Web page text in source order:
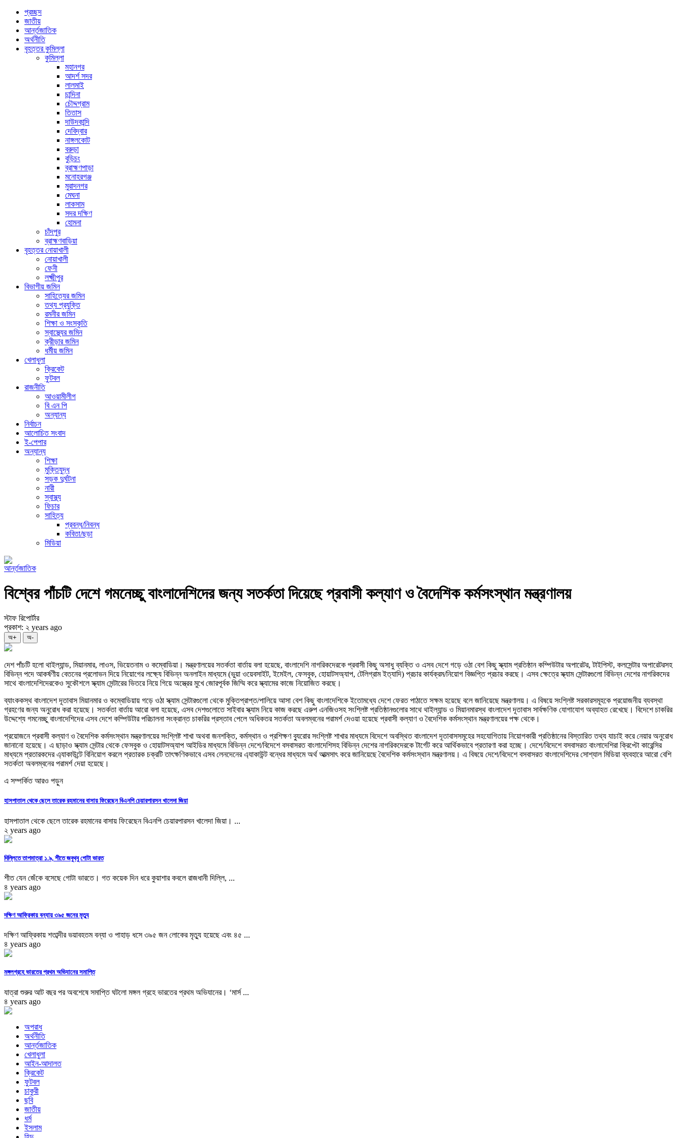
প্রচ্ছদ
জাতীয়
আর্ন্তজাতিক
অর্থনীতি
বৃহত্তর কুমিল্লা
কুমিল্লা
মহানগর
আদর্শ সদর
লালমাই
চান্দিনা
চৌদ্দগ্রাম
তিতাস
দাউদকান্দি
দেবিদ্বার
নাঙ্গলকোট
বরুড়া
বুড়িচং
ব্রাহ্মণপাড়া
মনোহরগঞ্জ
মুরাদনগর
মেঘনা
লাকসাম
সদর দক্ষিণ
হোমনা
চাঁদপুর
ব্রাহ্মণবাড়িয়া
বৃহত্তর নোয়াখালী
নোয়াখালী
ফেনী
লক্ষ্মীপুর
বিভাগীয় জমিন
সাহিত্যের জমিন
তথ্য প্রযুক্তি
রমনীর জমিন
শিক্ষা ও সংস্কৃতি
স্বাস্থ্যের জমিন
ক্রীড়ার জমিন
ধর্মীয় জমিন
খেলাধুলা
ক্রিকেট
ফুটবল
রাজনীতি
আওয়ামীলীগ
বি এন পি
অন্যান্য
নির্বাচন
আলোচিত সংবাদ
ই-পেপার
অন্যান্য
শিক্ষা
মুক্তিযুদ্ধ
সড়ক দুর্ঘটনা
নারী
স্বাস্থ্য
ফিচার
সাহিত্য
প্রবন্ধ/নিবন্ধ
কবিতা/ছড়া
মিডিয়া
আর্ন্তজাতিক
বিশ্বের পাঁচটি দেশে গমনেচ্ছু বাংলাদেশিদের জন্য সতর্কতা দিয়েছে প্রবাসী কল্যাণ ও বৈদেশিক কর্মসংস্থান মন্ত্রণালয়
স্টাফ রিপোর্টার
প্রকাশ: ২ years ago
অ+ অ-
দেশ পাঁচটি হলো থাইল্যান্ড, মিয়ানমার, লাওস, ভিয়েতনাম ও কম্বোডিয়া। মন্ত্রণালয়ের সতর্কতা বার্তায় বলা হয়েছে, বাংলাদেশি নাগরিকদেরকে প্রবাসী কিছু অসাধু ব্যক্তি ও এসব দেশে গড়ে ওঠা বেশ কিছু স্ক্যাম প্রতিষ্ঠান কম্পিউটার অপারেটর, টাইপিস্ট, কলসেন্টার অপারেটরসহ
বিভিন্ন পদে আকর্ষণীয় বেতনের প্রলোভন দিয়ে নিয়োগের লক্ষ্যে বিভিন্ন অনলাইন মাধ্যমে (ভুয়া ওয়েবসাইট, ইমেইল, ফেসবুক, হোয়াটসঅ্যাপ, টেলিগ্রাম ইত্যাদি) প্রচার কার্যক্রম/নিয়োগ বিজ্ঞপ্তি প্রচার করছে। এসব ক্ষেত্রে স্ক্যাম সেন্টারগুলো বিভিন্ন দেশের নাগরিকদের
সাথে বাংলাদেশিদেরকেও সুকৌশলে স্ক্যাম সেন্টারের ভিতরে নিয়ে গিয়ে অস্ত্রের মুখে জোরপূর্বক জিম্মি করে স্ক্যামের কাজে নিয়োজিত করছে।
ব্যাংককস্থ বাংলাদেশ দূতাবাস মিয়ানমার ও কম্বোডিয়ায় গড়ে ওঠা স্ক্যাম সেন্টারগুলো থেকে মুক্তিপ্রাপ্ত/পালিয়ে আসা বেশ কিছু বাংলাদেশিকে ইতোমধ্যে দেশে ফেরত পাঠাতে সক্ষম হয়েছে বলে জানিয়েছে মন্ত্রণালয়। এ বিষয়ে সংশ্লিষ্ট সরকারসমূহকে প্রয়োজনীয় ব্যবস্থা
গ্রহণের জন্য অনুরোধ করা হয়েছে। সতর্কতা বার্তায় আরো বলা হয়েছে, এসব দেশগুলোতে সাইবার স্ক্যাম নিয়ে কাজ করছে এরুপ এনজিওসহ সংশ্লিষ্ট প্রতিষ্ঠানগুলোর সাথে থাইল্যান্ড ও মিয়ানমারস্থ বাংলাদেশ দূতাবাস সার্বক্ষণিক যোগাযোগ অব্যাহত রেখেছে। বিদেশে চাকরির
উদ্দেশ্যে গমনেচ্ছু বাংলাদেশিদের এসব দেশে কম্পিউটার পরিচালনা সংক্রান্ত চাকরির প্রস্তাব পেলে অধিকতর সতর্কতা অবলম্বনের পরামর্শ দেওয়া হয়েছে প্রবাসী কল্যাণ ও বৈদেশিক কর্মসংস্থান মন্ত্রণালয়ের পক্ষ থেকে।
প্রয়োজনে প্রবাসী কল্যাণ ও বৈদেশিক কর্মসংস্থান মন্ত্রণালয়ের সংশ্লিষ্ট শাখা অথবা জনশক্তি, কর্মস্থান ও প্রশিক্ষণ ব্যুরোর সংশ্লিষ্ট শাখার মাধ্যমে বিদেশে অবস্থিত বাংলাদেশ দূতাবাসসমূহের সহযোগিতায় নিয়োগকারী প্রতিষ্ঠানের বিস্তারিত তথ্য যাচাই করে নেয়ার অনুরোধ
জানানো হয়েছে। এ ছাড়াও স্ক্যাম সেন্টার থেকে ফেসবুক ও হোয়াটসঅ্যাপ আইডির মাধ্যমে বিভিন্ন দেশে/বিদেশে বসবাসরত বাংলাদেশিসহ বিভিন্ন দেশের নাগরিকদেরকে টার্গেট করে আর্থিকভাবে প্রতারণা করা হচ্ছে। দেশে/বিদেশে বসবাসরত বাংলাদেশিরা ক্রিপ্টো কারেন্সির
মাধ্যমে প্রতারকদের এ্যাকাউন্টে বিনিয়োগ করলে প্রতারক চক্রটি তাৎক্ষণিকভাবে এসব লেনদেনের এ্যাকাউন্ট বন্ধের মাধ্যমে অর্থ আত্মসাৎ করে জানিয়েছে বৈদেশিক কর্মসংস্থান মন্ত্রণালয়। এ বিষয়ে দেশে/বিদেশে বসবাসরত বাংলাদেশিদের সোশ্যাল মিডিয়া ব্যবহারে আরো বেশি
সতর্কতা অবলম্বনের পরামর্শ দেয়া হয়েছে।
এ সম্পর্কিত আরও পড়ুন
হাসপাতাল থেকে ছেলে তারেক রহমানের বাসায় ফিরেছেন বিএনপি চেয়ারপারসন খালেদা জিয়া
হাসপাতাল থেকে ছেলে তারেক রহমানের বাসায় ফিরেছেন বিএনপি চেয়ারপারসন খালেদা জিয়া। ...
২ years ago
দিল্লিতে তাপমাত্রা ১.৯, শীতে জবুথবু গোটা ভারত
শীত যেন জেঁকে বসেছে গোটা ভারতে। গত কয়েক দিন ধরে কুয়াশার কবলে রাজধানী দিল্লি, ...
৪ years ago
দক্ষিণ আফ্রিকায় বন্যায় ৩৯৫ জনের মৃত্যু
দক্ষিণ আফ্রিকায় শতাব্দীর ভয়াবহতম বন্যা ও পাহাড় ধসে ৩৯৫ জন লোকের মৃত্যু হয়েছে এবং ৪৫ ...
৪ years ago
মঙ্গলগ্রহে ভারতের প্রথম অভিযানের সমাপ্তি
যাত্রা শুরুর আট বছর পর অবশেষে সমাপ্তি ঘটলো মঙ্গল গ্রহে ভারতের প্রথম অভিযানের। ‘মার্স ...
৪ years ago
অপরাধ
অর্থনীতি
আর্ন্তজাতিক
খেলাধুলা
আইন-আদালত
ক্রিকেট
ফুটবল
চাকুরী
ছবি
জাতীয়
ধর্ম
ইসলাম